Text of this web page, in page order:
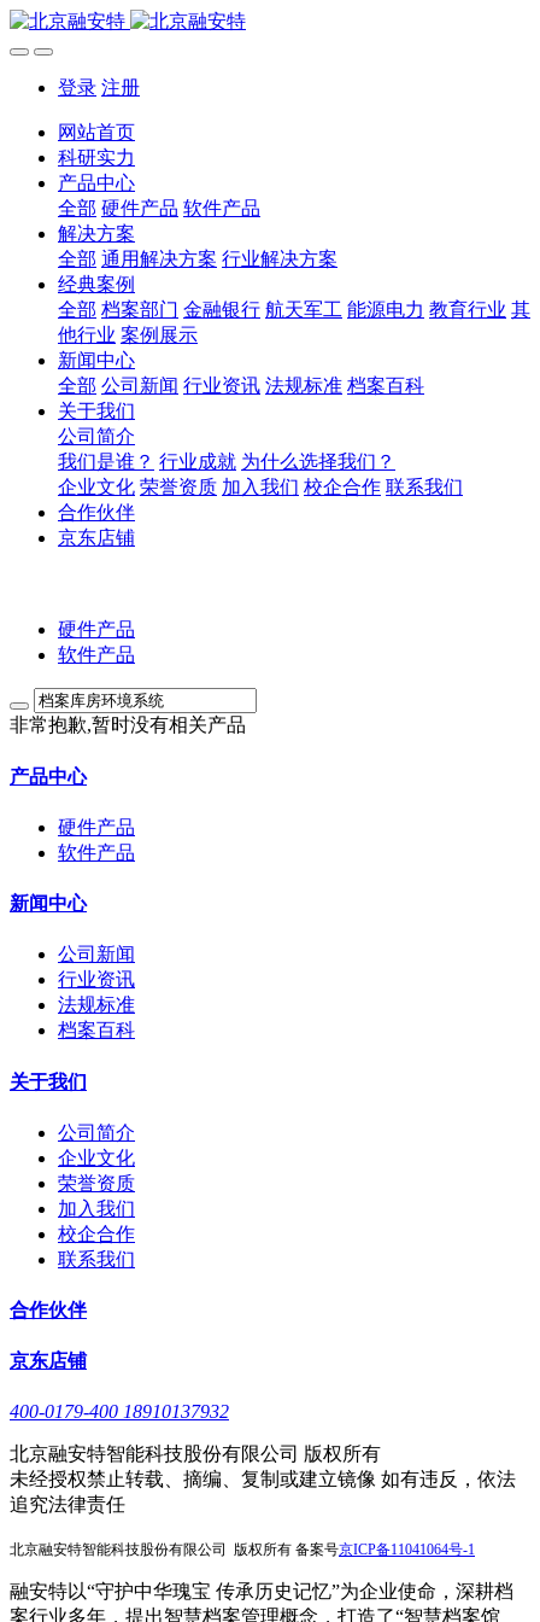
登录 注册
网站首页
科研实力
产品中心
全部 硬件产品 软件产品
解决方案
全部 通用解决方案 行业解决方案
经典案例
全部 档案部门 金融银行 航天军工 能源电力 教育行业 其
他行业 案例展示
新闻中心
全部 公司新闻 行业资讯 法规标准 档案百科
关于我们
公司简介
我们是谁？ 行业成就 为什么选择我们？
企业文化 荣誉资质 加入我们 校企合作 联系我们
合作伙伴
京东店铺
硬件产品
软件产品
非常抱歉,暂时没有相关产品
产品中心
硬件产品
软件产品
新闻中心
公司新闻
行业资讯
法规标准
档案百科
关于我们
公司简介
企业文化
荣誉资质
加入我们
校企合作
联系我们
合作伙伴
京东店铺
400-0179-400 18910137932
北京融安特智能科技股份有限公司 版权所有
未经授权禁止转载、摘编、复制或建立镜像 如有违反，依法
追究法律责任
北京融安特智能科技股份有限公司 版权所有 备案号京ICP备11041064号-1
融安特以“守护中华瑰宝 传承历史记忆”为企业使命，深耕档
案行业多年，提出智慧档案管理概念，打造了“智慧档案馆